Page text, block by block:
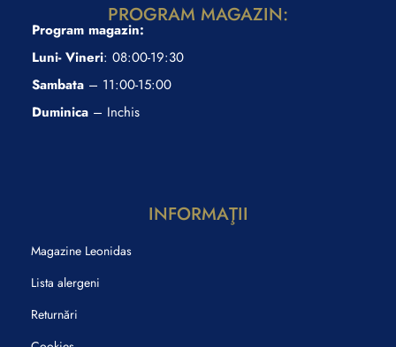
PROGRAM MAGAZIN:
Program magazin:
Luni- Vineri: 08:00-19:30
Sambata – 11:00-15:00
Duminica – Inchis
INFORMAŢII
Magazine Leonidas
Lista alergeni
Returnări